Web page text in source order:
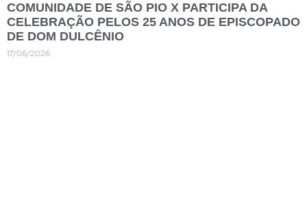
COMUNIDADE DE SÃO PIO X PARTICIPA DA
CELEBRAÇÃO PELOS 25 ANOS DE EPISCOPADO
DE DOM DULCÊNIO
17/06/2026